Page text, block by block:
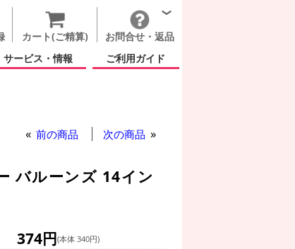
カート(ご精算)
お問合せ・返品
サービス・情報 ご利用ガイド
前の商品 次の商品
バルーンズ 14イン
374円(本体 340円)